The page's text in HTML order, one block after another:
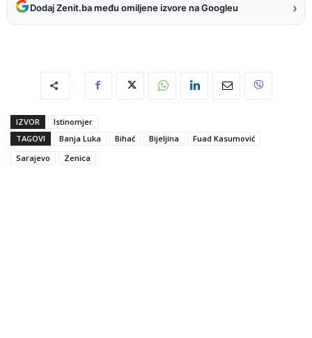
Dodaj Zenit.ba među omiljene izvore na Googleu ›
IZVOR
Istinomjer
TAGOVI
Banja Luka Bihać Bijeljina
Fuad Kasumović
Sarajevo
Zenica